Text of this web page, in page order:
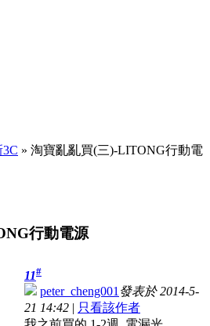
» 淘寶亂亂買(三)-LITONG行動電
行動電源
11#
peter_cheng001 發表於 2014-5-
21 14:42 | 只看該作者